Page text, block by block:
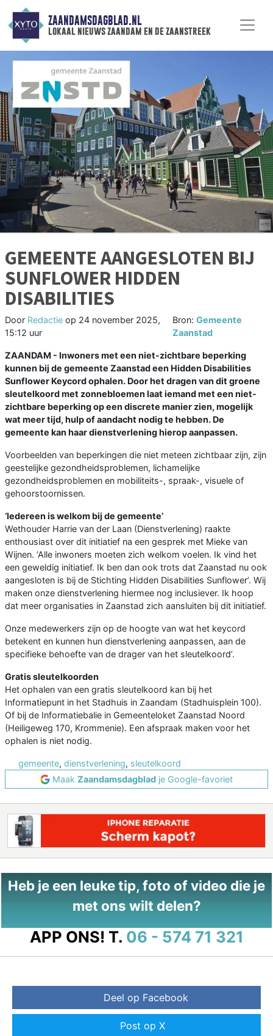
ZAANDAMSDAGBLAD.NL
lokaal nieuws zaandam en de zaanstreek
GEMEENTE AANGESLOTEN BIJ
SUNFLOWER HIDDEN
DISABILITIES
Door Redactie op 24 november 2025,
15:12 uur
Bron: Gemeente
Zaanstad
ZAANDAM - Inwoners met een niet-zichtbare beperking
kunnen bij de gemeente Zaanstad een Hidden Disabilities
Sunflower Keycord ophalen. Door het dragen van dit groene
sleutelkoord met zonnebloemen laat iemand met een niet-
zichtbare beperking op een discrete manier zien, mogelijk
wat meer tijd, hulp of aandacht nodig te hebben. De
gemeente kan haar dienstverlening hierop aanpassen.
Voorbeelden van beperkingen die niet meteen zichtbaar zijn, zijn
geestelijke gezondheidsproblemen, lichamelijke
gezondheidsproblemen en mobiliteits-, spraak-, visuele of
gehoorstoornissen.
‘Iedereen is welkom bij de gemeente’
Wethouder Harrie van der Laan (Dienstverlening) raakte
enthousiast over dit initiatief na een gesprek met Mieke van
Wijnen. ‘Alle inwoners moeten zich welkom voelen. Ik vind het
een geweldig initiatief. Ik ben dan ook trots dat Zaanstad nu ook
aangesloten is bij de Stichting Hidden Disabilities Sunflower’. Wij
maken onze dienstverlening hiermee nog inclusiever. Ik hoop
dat meer organisaties in Zaanstad zich aansluiten bij dit initiatief.
Onze medewerkers zijn op de hoogte van wat het keycord
betekent en kunnen hun dienstverlening aanpassen, aan de
specifieke behoefte van de drager van het sleutelkoord’.
Gratis sleutelkoorden
Het ophalen van een gratis sleutelkoord kan bij het
Informatiepunt in het Stadhuis in Zaandam (Stadhuisplein 100).
Of bij de Informatiebalie in Gemeenteloket Zaanstad Noord
(Heiligeweg 170, Krommenie). Een afspraak maken voor het
ophalen is niet nodig.
gemeente, dienstverlening, sleutelkoord
Maak Zaandamsdagblad je Google-favoriet
Heb je een leuke tip, foto of video die je
met ons wilt delen?
APP ONS! T. 06 - 574 71 321
Deel op Facebook
Post op X